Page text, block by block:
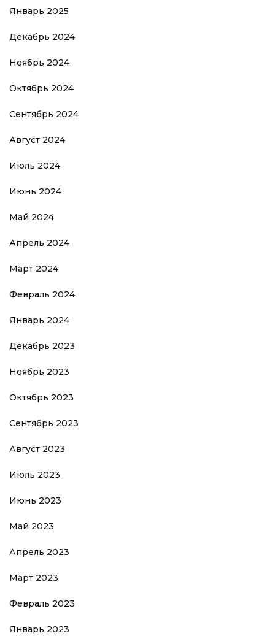
Январь 2025
Декабрь 2024
Ноябрь 2024
Октябрь 2024
Сентябрь 2024
Август 2024
Июль 2024
Июнь 2024
Май 2024
Апрель 2024
Март 2024
Февраль 2024
Январь 2024
Декабрь 2023
Ноябрь 2023
Октябрь 2023
Сентябрь 2023
Август 2023
Июль 2023
Июнь 2023
Май 2023
Апрель 2023
Март 2023
Февраль 2023
Январь 2023